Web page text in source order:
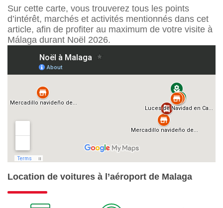
Sur cette carte, vous trouverez tous les points
d’intérêt, marchés et activités mentionnés dans cet
article, afin de profiter au maximum de votre visite à
Málaga durant Noël 2026.
Location de voitures à l’aéroport de Malaga